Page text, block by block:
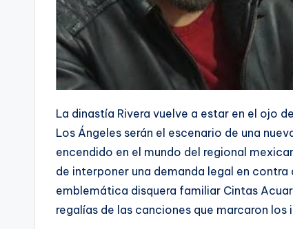
La dinastía Rivera vuelve a estar en el ojo
Los Ángeles serán el escenario de una
encendido en el mundo del regional
de interponer una demanda legal en contra
emblemática disquera familiar Cintas
regalías de las canciones que marcaron los